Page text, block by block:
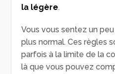
la légère.
Vous vous sentez un
plus normal. Ces règles
parfois à la limite de la
là que vous pouvez